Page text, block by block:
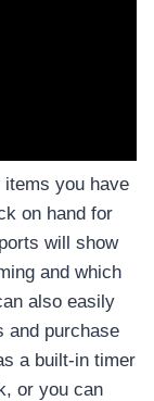
you have
on hand for
will show
and which
also easily
and purchase
a built-in timer
or you can